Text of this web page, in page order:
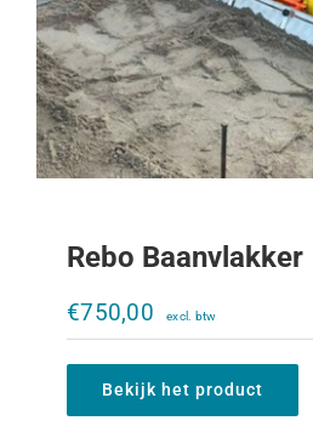
Rebo Baanvlakker
€750,00
Bekijk het product